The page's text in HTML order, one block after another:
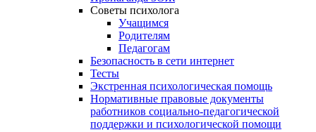
Советы психолога
Учащимся
Родителям
Педагогам
Безопасность в сети интернет
Тесты
Экстренная психологическая помощь
Нормативные правовые документы
работников социально-педагогической
поддержки и психологической помощи